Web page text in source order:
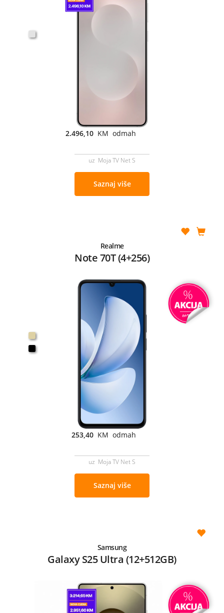
2.496,10 KM odmah
uz Moja TV Net S
Saznaj više
Realme
Note 70T (4+256)
253,40 KM odmah
uz Moja TV Net S
Saznaj više
Samsung
Galaxy S25 Ultra (12+512GB)